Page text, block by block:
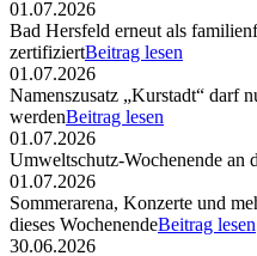
01.07.2026
Bad Hersfeld erneut als
zertifiziertBeitrag lesen
01.07.2026
Namenszusatz „Kurstadt“ darf
werdenBeitrag lesen
01.07.2026
Umweltschutz-Wochenende an
01.07.2026
Sommerarena, Konzerte und
dieses WochenendeBeitrag lesen
30.06.2026